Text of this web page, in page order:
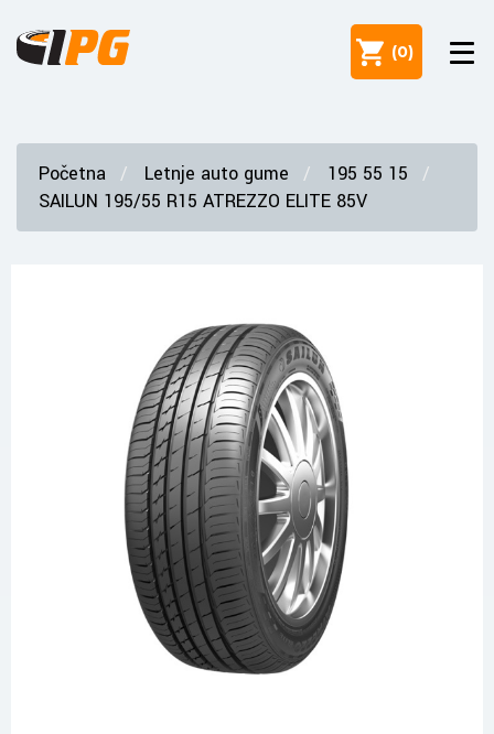
(0)
Početna Letnje auto gume
195 55 15
SAILUN 195/55 R15 ATREZZO ELITE 85V